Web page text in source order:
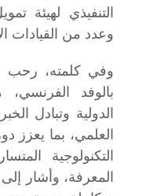
التنفيذي لهيئة
وعدد من القيادات
وفي كلمته، رحب
بالوفد الفرنسي،
الدولية وتبادل
العلمي، بما يعزز
التكنولوجية
المعرفة، وأشار